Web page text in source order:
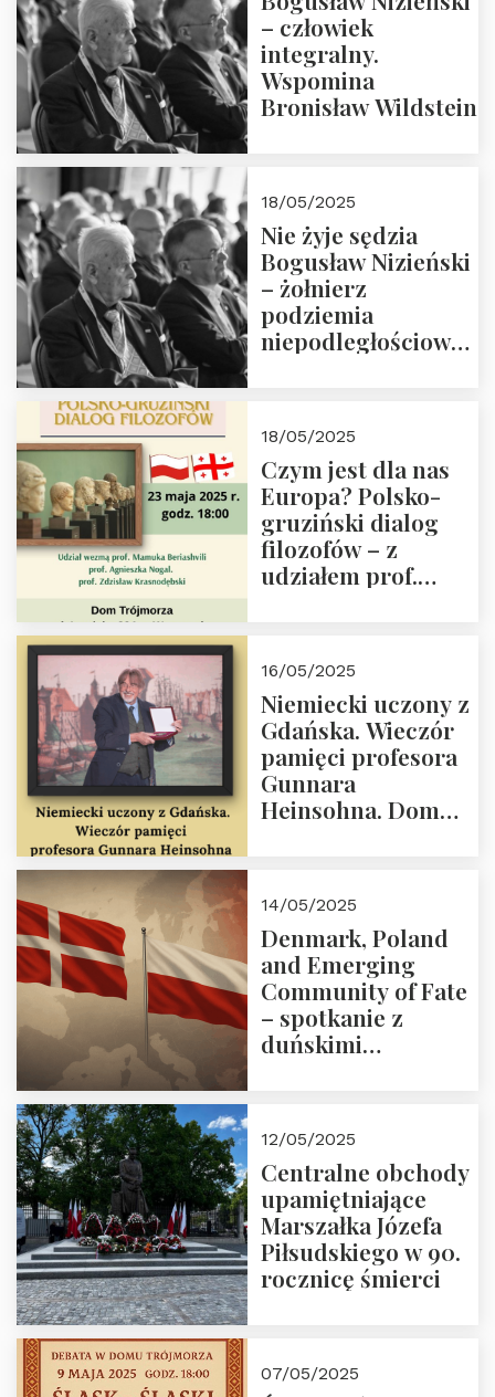
– człowiek
integralny.
Wspomina
Bronisław Wildstein
18/05/2025
Nie żyje sędzia
Bogusław Nizieński
– żołnierz
podziemia
niepodległościowego
społeczny, członek
Kapituły Nagrody
im. Prezydenta
Lecha
Kaczyńskiego.
Wielki autorytet.
18/05/2025
Czym jest dla nas
Europa? Polsko-
gruziński dialog
filozofów – z
udziałem prof.
Dom Trójmorza 23
maja 2025 r. godz.
18:00.
16/05/2025
Niemiecki uczony z
Gdańska. Wieczór
pamięci profesora
Gunnara
Heinsohna. Dom
14/05/2025
Denmark, Poland
and Emerging
Community of Fate
– spotkanie z
duńskimi
12/05/2025
Centralne obchody
upamiętniające
Marszałka Józefa
Piłsudskiego w 90.
rocznicę śmierci
07/05/2025